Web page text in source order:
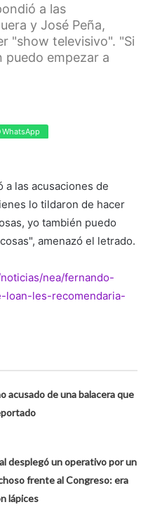
a las
y José Peña,
"show televisivo". "Si
empezar a
WhatsApp
a las acusaciones de
lo tildaron de hacer
yo también puedo
amenazó el letrado.
nea/fernando-
loan-les-recomendaria-
acusado de una balacera que
desplegó un operativo por un
frente al Congreso: era
lápices